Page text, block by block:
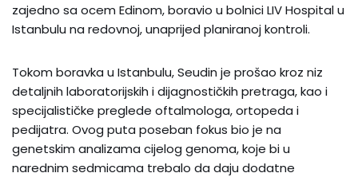
zajedno sa ocem Edinom, boravio u bolnici LIV Hospital u
Istanbulu na redovnoj, unaprijed planiranoj kontroli.
Tokom boravka u Istanbulu, Seudin je prošao kroz niz
detaljnih laboratorijskih i dijagnostičkih pretraga, kao i
specijalističke preglede oftalmologa, ortopeda i
pedijatra. Ovog puta poseban fokus bio je na
genetskim analizama cijelog genoma, koje bi u
narednim sedmicama trebalo da daju dodatne